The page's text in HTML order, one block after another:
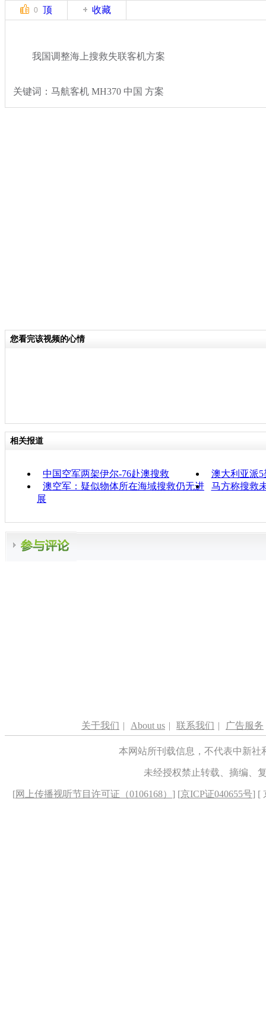
0 顶 收藏
我国调整海上搜救失联客机方案
关键词：马航客机 MH370 中国 方案
您看完该视频的心情
相关报道
中国空军两架伊尔-76赴澳搜救
澳大利亚派
澳空军：疑似物体所在海域搜救仍无进
展
马方称搜救
关于我们 | About us | 联系我们 | 广告服务
本网站所刊载信息，不代表中新
未经授权禁止转载、摘编、
[网上传播视听节目许可证（0106168） ] [京ICP证040655号] [